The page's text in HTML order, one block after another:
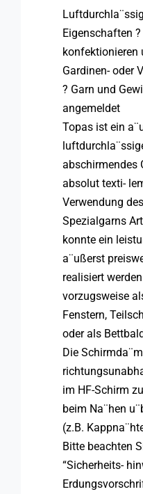
Eigenschaften
konfektionieren
Gardinen- oder
? Garn und
angemeldet
Topas ist ein
abschirmendes
absolut texti-
Verwendung
Spezialgarns
konnte ein
a¨ußerst
realisiert
vorzugsweise
Fenstern,
oder als
Die
im HF-Schirm
beim Na¨hen
(z.B.
Bitte beachten
“Sicherheits-